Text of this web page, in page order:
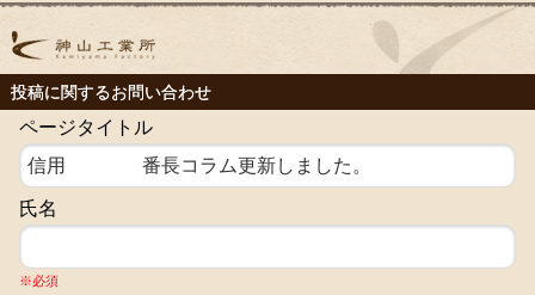
投稿に関するお問い合わせ
ページタイトル
氏名
※必須